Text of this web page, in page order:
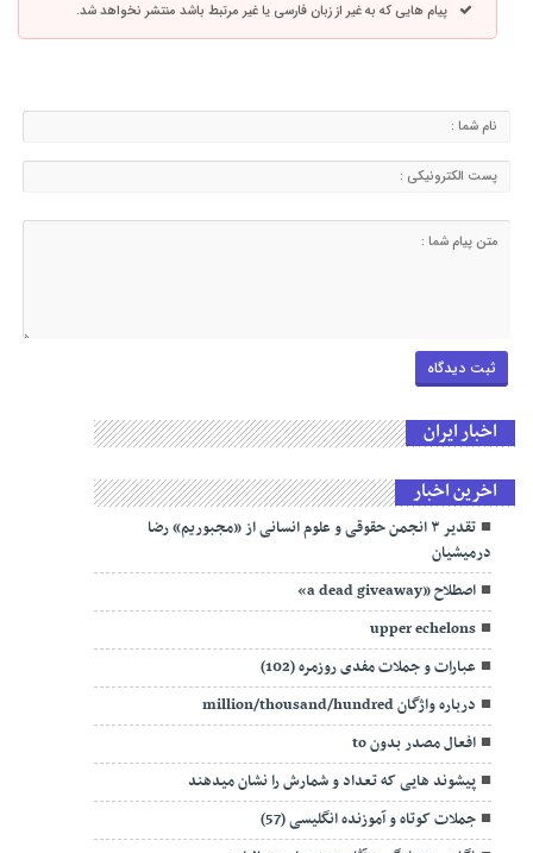
پیام هایی که به غیر از زبان فارسی یا غیر مرتبط باشد منتشر نخواهد شد.
اخبار ایران
اخرین اخبار
تقدیر ۳ انجمن حقوقی و علوم انسانی از «مجبوریم» رضا
درمیشیان
اصطلاح «a dead giveaway»
upper echelons
عبارات و جملات مفدی روزمره (102)
درباره واژگان million/thousand/hundred
افعال مصدر بدون to
پیشوند هایی که تعداد و شمارش را نشان میدهند
جملات کوتاه و آموزنده انگلیسی (57)